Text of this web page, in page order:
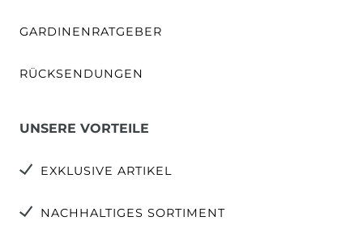
GARDINENRATGEBER
RÜCKSENDUNGEN
UNSERE VORTEILE
EXKLUSIVE ARTIKEL
NACHHALTIGES SORTIMENT